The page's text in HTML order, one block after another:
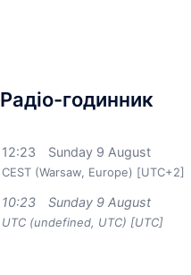
Радіо-годинник
12:23 Sunday 9 August
CEST (Warsaw, Europe) [UTC+2]
10:23 Sunday 9 August
UTC (undefined, UTC) [UTC]